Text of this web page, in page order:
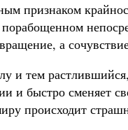
признаком
а
и тем
и быстро сменяет
происходит